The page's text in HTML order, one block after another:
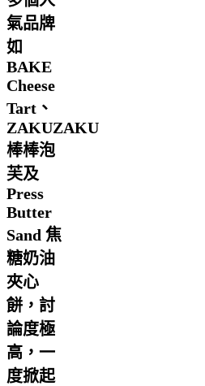
氣品牌
如
BAKE
Cheese
Tart、
ZAKUZAKU
棒棒泡
芙及
Press
Butter
Sand 焦
糖奶油
夾心
餅，討
論度極
高，一
度掀起